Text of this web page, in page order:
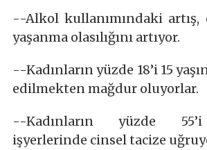
--Alkol kullanımındaki
yaşanma olasılığını artıyor.
--Kadınların yüzde 18’i 15
edilmekten mağdur oluyorlar.
--Kadınların yüzde
işyerlerinde cinsel tacize